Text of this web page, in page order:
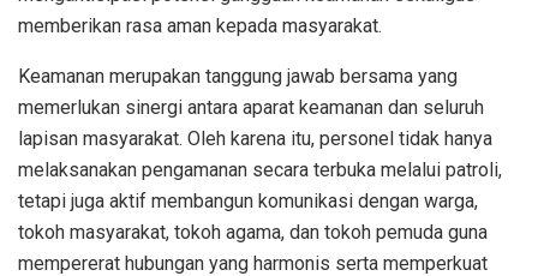
memberikan rasa aman kepada masyarakat.
Keamanan merupakan tanggung jawab bersama yang
memerlukan sinergi antara aparat keamanan dan seluruh
lapisan masyarakat. Oleh karena itu, personel tidak hanya
melaksanakan pengamanan secara terbuka melalui patroli,
tetapi juga aktif membangun komunikasi dengan warga,
tokoh masyarakat, tokoh agama, dan tokoh pemuda guna
mempererat hubungan yang harmonis serta memperkuat